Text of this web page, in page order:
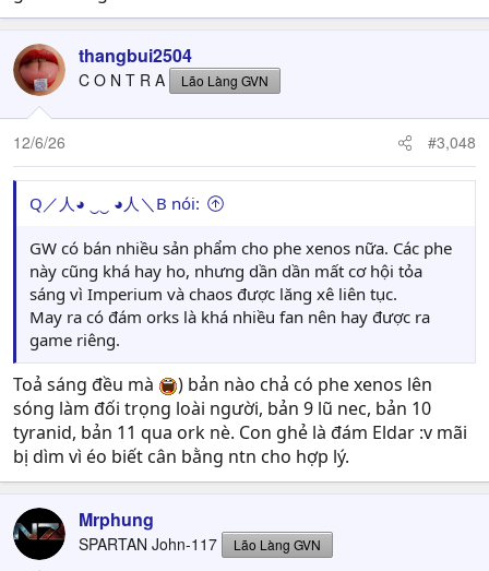
thangbui2504
C O N T R A Lão Làng GVN
12/6/26 #3,048
Q／人◕ ‿‿ ◕人＼B nói:
GW có bán nhiều sản phẩm cho phe xenos nữa. Các phe
này cũng khá hay ho, nhưng dần dần mất cơ hội tỏa
sáng vì Imperium và chaos được lăng xê liên tục.
May ra có đám orks là khá nhiều fan nên hay được ra
game riêng.
Toả sáng đều mà
) bản nào chả có phe xenos lên
sóng làm đối trọng loài người, bản 9 lũ nec, bản 10
tyranid, bản 11 qua ork nè. Con ghẻ là đám Eldar :v mãi
bị dìm vì éo biết cân bằng ntn cho hợp lý.
Mrphung
SPARTAN John-117 Lão Làng GVN